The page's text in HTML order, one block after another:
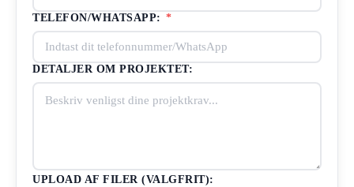
TELEFON/WHATSAPP: *
DETALJER OM PROJEKTET:
UPLOAD AF FILER (VALGFRIT):